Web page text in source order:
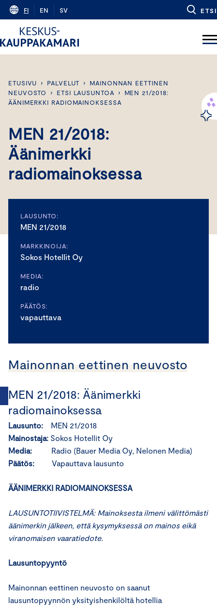
Skip
content
FI EN SV ETSI
ETUSIVU › PALVELUT ›
MAINONNAN EETTINEN
NEUVOSTO
› ETSI LAUSUNTOA ›
MEN 21/2018:
ÄÄNIMERKKI RADIOMAINOKSESSA
MEN 21/2018:
Äänimerkki
radiomainoksessa
LAUSUNTO:
MEN 21/2018
MARKKINOIJA:
Sokos Hotellit Oy
MEDIA:
radio
PÄÄTÖS:
vapauttava
Mainonnan eettinen neuvosto
MEN 21/2018: Äänimerkki
radiomainoksessa
Lausunto: MEN 21/2018
Mainostaja: Sokos Hotellit Oy
Media: Radio (Bauer Media Oy, Nelonen Media)
Päätös: Vapauttava lausunto
ÄÄNIMERKKI RADIOMAINOKSESSA
LAUSUNTOTIIVISTELMÄ: Mainoksesta ilmeni välittömästi
äänimerkin jälkeen, että kysymyksessä on mainos eikä
viranomaisen vaaratiedote.
Lausuntopyyntö
Mainonnan eettinen neuvosto on saanut
lausuntopyynnön yksityishenkilöltä hotellia